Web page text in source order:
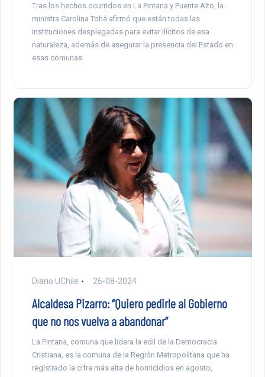
Tras los hechos ocurridos en La Pintana y Puente Alto, la
ministra Carolina Tohá afirmó que están todas las
instituciones desplegadas para evitar ilícitos de esa
naturaleza, además de asegurar la presencia del Estado en
esas comunas.
Diario UChile 26-08-2024
Alcaldesa Pizarro: “Quiero pedirle al Gobierno
que no nos vuelva a abandonar”
La Pintana, comuna que lidera la edil de la Democracia
Cristiana, es la comuna de la Región Metropolitana que ha
registrado la cifra más alta de homicidios en agosto,